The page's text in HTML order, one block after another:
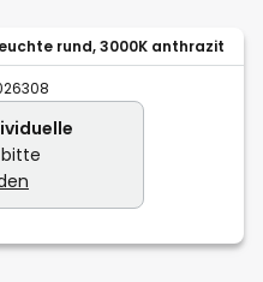
rund, 3000K anthrazit
bitte